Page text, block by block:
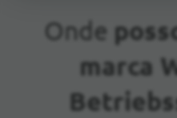
Localização atual
Onde
marca